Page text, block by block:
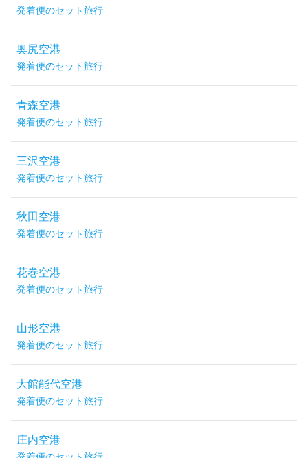
発着便のセット旅行
奥尻空港
発着便のセット旅行
青森空港
発着便のセット旅行
三沢空港
発着便のセット旅行
秋田空港
発着便のセット旅行
花巻空港
発着便のセット旅行
山形空港
発着便のセット旅行
大館能代空港
発着便のセット旅行
庄内空港